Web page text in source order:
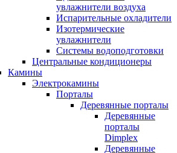
увлажнители воздуха
Испарительные охладители
Изотермические
увлажнители
Системы водоподготовки
Центральные кондиционеры
Камины
Электрокамины
Порталы
Деревянные порталы
Деревянные
порталы
Dimplex
Деревянные